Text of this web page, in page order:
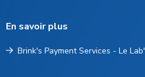
En savoir plus
Brink's Payment Services - Le